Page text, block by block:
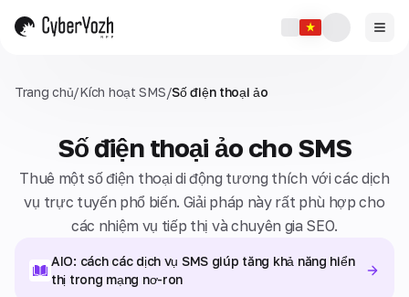
Trang chủ/Kích hoạt SMS/Số điện thoại ảo
Số điện thoại ảo cho SMS
Thuê một số điện thoại di động tương thích với các dịch
vụ trực tuyến phổ biến. Giải pháp này rất phù hợp cho
các nhiệm vụ tiếp thị và chuyên gia SEO.
AIO: cách các dịch vụ SMS giúp tăng khả năng hiển
thị trong mạng nơ-ron